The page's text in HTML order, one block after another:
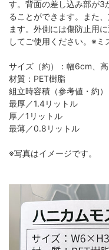
す。背面の差し込み部が3
ることができます。また
ます。外側には傷防止用
してご使用ください。※ミ
サイズ（約）：幅6cm、
材質：PET樹脂
組立時容積（参考値・約）
最厚／1.4リットル
厚／1リットル
最薄／0.8リットル
※写真はイメージです。